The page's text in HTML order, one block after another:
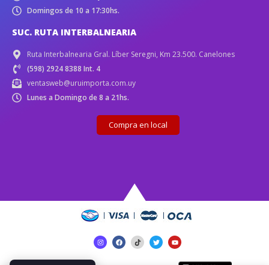
Domingos de 10 a 17:30hs.
SUC. RUTA INTERBALNEARIA
Ruta Interbalnearia Gral. Líber Seregni, Km 23.500. Canelones
(598) 2924 8388 Int. 4
ventasweb@uruimporta.com.uy
Lunes a Domingo de 8 a 21hs.
Compra en local